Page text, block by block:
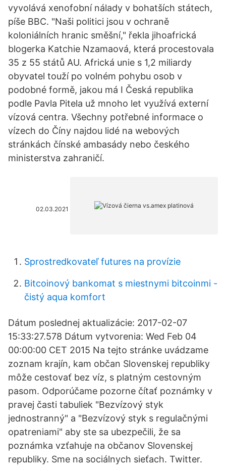
vyvolává xenofobní nálady v bohatších státech,
píše BBC. "Naši politici jsou v ochraně
koloniálních hranic směšní," řekla jihoafrická
blogerka Katchie Nzamaová, která procestovala
35 z 55 států AU. Africká unie s 1,2 miliardy
obyvatel touží po volném pohybu osob v
podobné formě, jakou má I Česká republika
podle Pavla Pitela už mnoho let využívá externí
vízová centra. Všechny potřebné informace o
vízech do Číny najdou lidé na webových
stránkách čínské ambasády nebo českého
ministerstva zahraničí.
02.03.2021
Sprostredkovateľ futures na provízie
Bitcoinový bankomat s miestnymi bitcoinmi -
čistý aqua komfort
Dátum poslednej aktualizácie: 2017-02-07
15:33:27.578 Dátum vytvorenia: Wed Feb 04
00:00:00 CET 2015 Na tejto stránke uvádzame
zoznam krajín, kam občan Slovenskej republiky
môže cestovať bez víz, s platným cestovným
pasom. Odporúčame pozorne čítať poznámky v
pravej časti tabuliek "Bezvízový styk
jednostranný" a "Bezvízový styk s regulačnými
opatreniami" aby ste sa ubezpečili, že sa
poznámka vzťahuje na občanov Slovenskej
republiky. Sme na sociálnych sieťach. Twitter.